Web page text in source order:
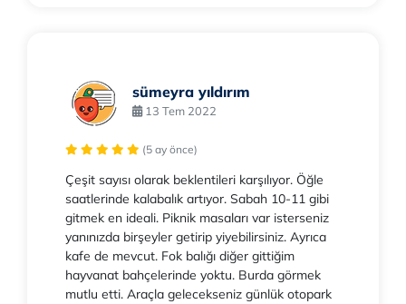
sümeyra yıldırım
13 Tem 2022
(5 ay önce)
Çeşit sayısı olarak beklentileri karşılıyor. Öğle
saatlerinde kalabalık artıyor. Sabah 10-11 gibi
gitmek en ideali. Piknik masaları var isterseniz
yanınızda birşeyler getirip yiyebilirsiniz. Ayrıca
kafe de mevcut. Fok balığı diğer gittiğim
hayvanat bahçelerinde yoktu. Burda görmek
mutlu etti. Araçla gelecekseniz günlük otopark